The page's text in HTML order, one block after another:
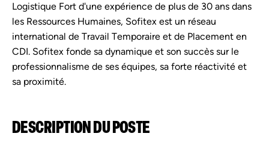
Logistique Fort d'une expérience de plus de 30 ans dans
les Ressources Humaines, Sofitex est un réseau
international de Travail Temporaire et de Placement en
CDI. Sofitex fonde sa dynamique et son succès sur le
professionnalisme de ses équipes, sa forte réactivité et
sa proximité.
DESCRIPTION DU POSTE